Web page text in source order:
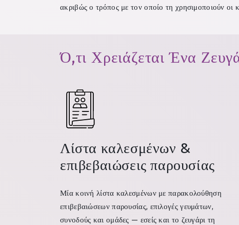
ακριβώς ο τρόπος με τον οποίο τη χρησιμοποιούν οι
Ό,τι Χρειάζεται Ένα
Λίστα καλεσμένων &
επιβεβαιώσεις παρουσίας
Μία κοινή λίστα καλεσμένων με παρακολούθηση
επιβεβαιώσεων παρουσίας, επιλογές γευμάτων,
συνοδούς και ομάδες — εσείς και το ζευγάρι τη